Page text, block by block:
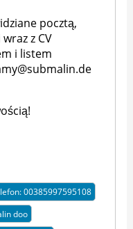
pocztą,
z CV
i listem
00385997595108
doo